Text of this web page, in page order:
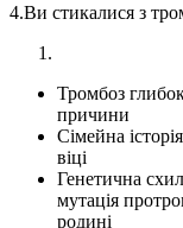
4.Ви стикалися з
Тромбоз
причини
Сімейна
віці
Генетична
мутація
родині